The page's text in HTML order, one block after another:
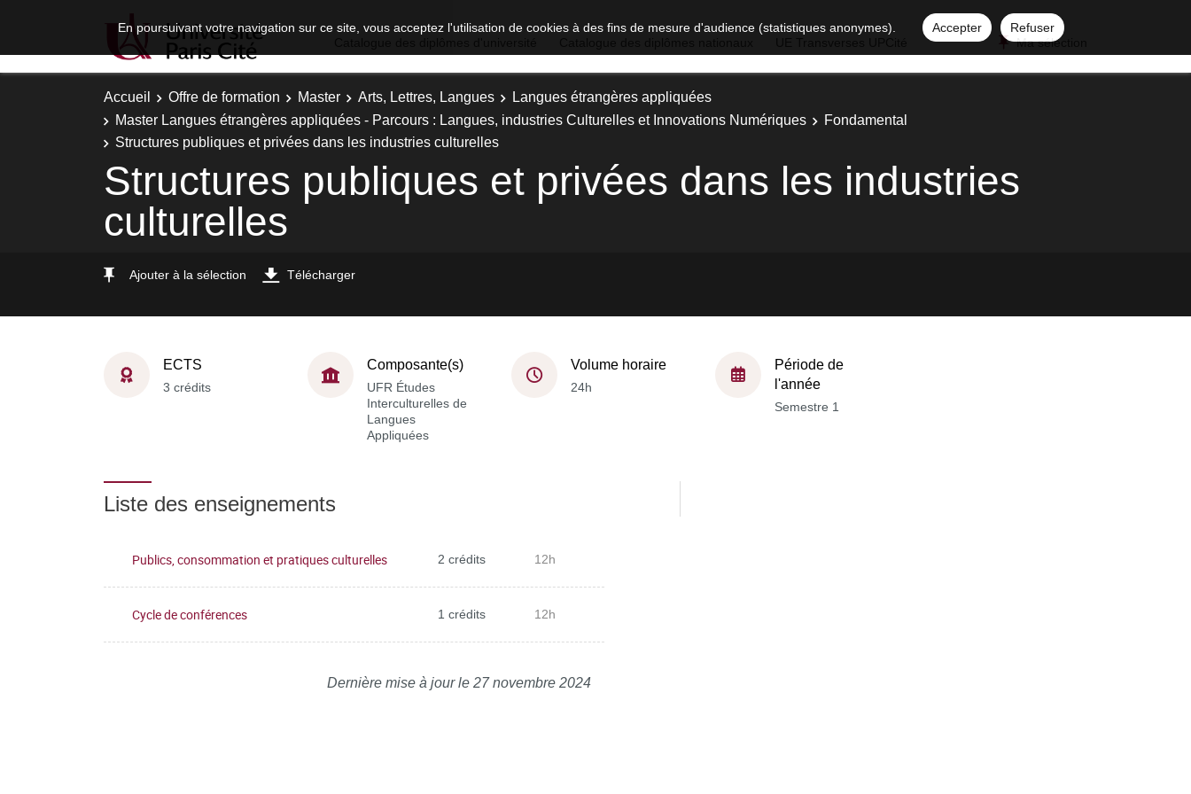
En poursuivant votre navigation sur ce site, vous acceptez l'utilisation de cookies à des fins de mesure d'audience (statistiques anonymes). Accepter
Refuser
Ma sélection
Accueil Offre de formation Master Arts, Lettres, Langues
Langues étrangères appliquées
Master Langues étrangères appliquées - Parcours : Langues, industries Culturelles et Innovations Numériques
Fondamental
Structures publiques et privées dans les industries culturelles
Structures publiques et privées dans les industries
culturelles
Ajouter à la sélection Télécharger
ECTS
3 crédits
Composante(s)
UFR Études
Interculturelles de
Langues
Appliquées
Volume horaire
24h
Période de
l'année
Semestre 1
Liste des enseignements
Publics, consommation et pratiques culturelles 2 crédits 12h
Cycle de conférences 1 crédits 12h
Dernière mise à jour le 27 novembre 2024